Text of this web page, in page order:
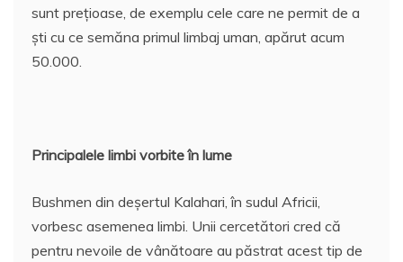
sunt preţioase, de exemplu cele care ne permit de a
şti cu ce semăna primul limbaj uman, apărut acum
50.000.
Principalele limbi vorbite în lume
Bushmen din deşertul Kalahari, în sudul Africii,
vorbesc asemenea limbi. Unii cercetători cred că
pentru nevoile de vânătoare au păstrat acest tip de